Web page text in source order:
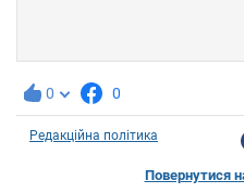
0 0
Редакційна політика
Повернутися